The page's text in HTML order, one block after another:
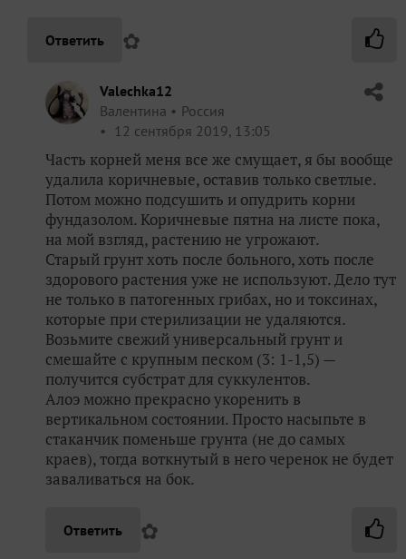
Ответить ✿
Valechka12
Валентина
Россия
12 сентября 2019, 13:05
Часть корней меня все же смущает, я бы вообще
удалила коричневые, оставив только светлые.
Потом можно подсушить и опудрить корни
фундазолом. Коричневые пятна на листе пока,
на мой взгляд, растению не угрожают.
Старый грунт хоть после больного, хоть после
здорового растения уже не используют. Дело тут
не только в патогенных грибах, но и токсинах,
которые при стерилизации не удаляются.
Возьмите свежий универсальный грунт и
смешайте с крупным песком (3: 1-1,5) —
получится субстрат для суккулентов.
Алоэ можно прекрасно укоренить в
вертикальном состоянии. Просто насыпьте в
стаканчик поменьше грунта (не до самых
краев), тогда воткнутый в него черенок не будет
заваливаться на бок.
Ответить ✿